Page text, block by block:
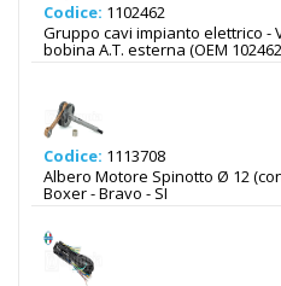
Codice: 1102462
Gruppo cavi impianto elettrico -
bobina A.T. esterna (OEM
Codice: 1113708
Albero Motore Spinotto Ø 12
Boxer - Bravo - SI